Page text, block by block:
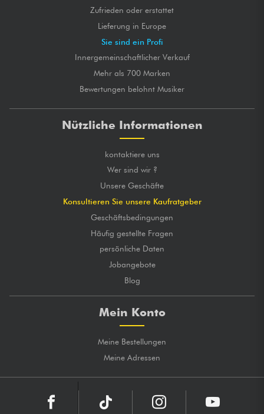
Zufrieden oder erstattet
Lieferung in Europe
Sie sind ein Profi
Innergemeinschaftlicher Verkauf
Mehr als 700 Marken
Bewertungen belohnt Musiker
Nützliche Informationen
kontaktiere uns
Wer sind wir ?
Unsere Geschäfte
Konsultieren Sie unsere Kaufratgeber
Geschäftsbedingungen
Häufig gestellte Fragen
persönliche Daten
Jobangebote
Blog
Mein Konto
Meine Bestellungen
Meine Adressen